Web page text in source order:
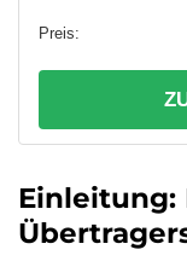
Einleitung: